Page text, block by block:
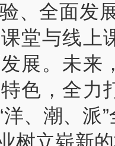
、全面发
堂与线上
展。未来
色，全力
、潮、派
树立崭新